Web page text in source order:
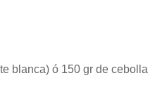
blanca) ó 150 gr de cebolla